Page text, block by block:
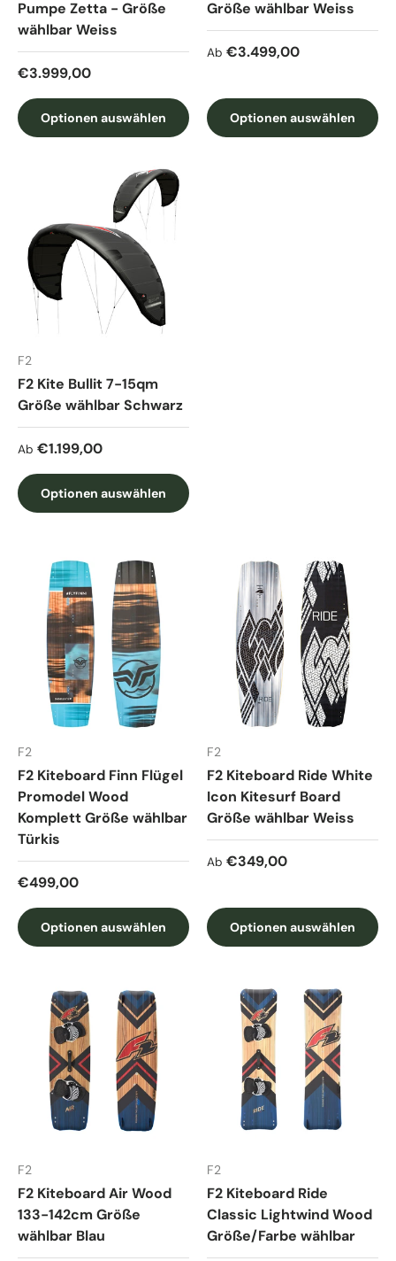
Pumpe Zetta - Größe
wählbar Weiss
Normaler Preis
€3.999,00
Optionen auswählen
Größe wählbar Weiss
Normaler Preis
Ab €3.499,00
Optionen auswählen
F2
F2 Kite Bullit 7-15qm
Größe wählbar Schwarz
Normaler Preis
Ab €1.199,00
Optionen auswählen
F2
F2 Kiteboard Finn Flügel
Promodel Wood
Komplett Größe wählbar
Türkis
Normaler Preis
€499,00
Optionen auswählen
F2
F2 Kiteboard Ride White
Icon Kitesurf Board
Größe wählbar Weiss
Normaler Preis
Ab €349,00
Optionen auswählen
F2
F2 Kiteboard Air Wood
133-142cm Größe
wählbar Blau
F2
F2 Kiteboard Ride
Classic Lightwind Wood
Größe/Farbe wählbar